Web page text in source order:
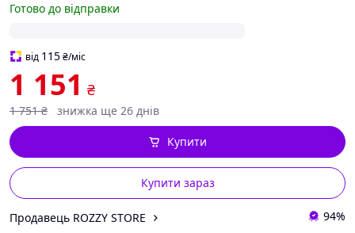
Готово до відправки
від 115₴/міс
1 151 ₴
1 751 ₴ знижка ще 26 днів
Купити зараз
Купити
Продавець ROZZY STORE 94%